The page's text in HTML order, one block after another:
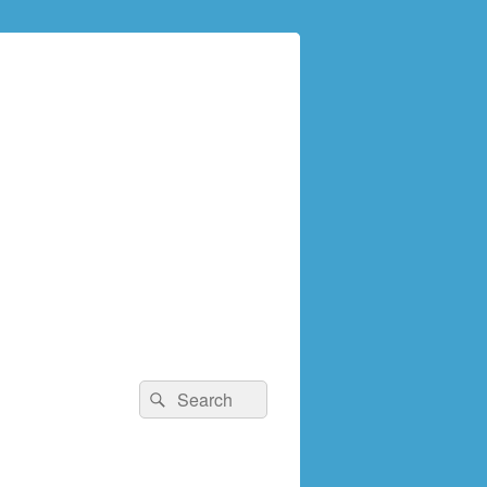
検
索:
検
索